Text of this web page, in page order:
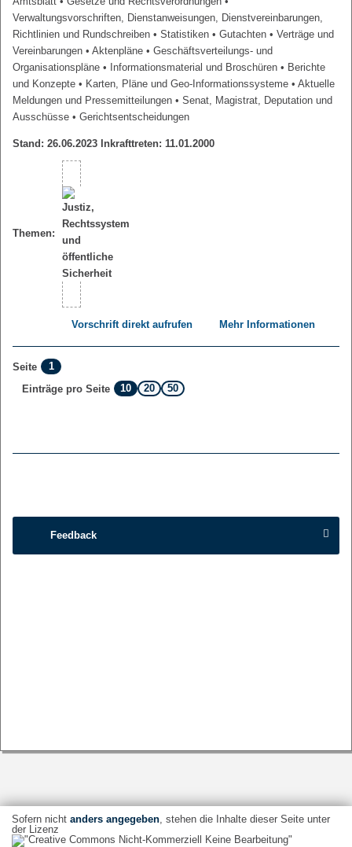
Verwaltungsvorschriften, Dienstanweisungen, Dienstvereinbarungen,
Richtlinien und Rundschreiben • Statistiken • Gutachten • Verträge und
Vereinbarungen • Aktenpläne • Geschäftsverteilungs- und
Organisationspläne • Informationsmaterial und Broschüren • Berichte
und Konzepte • Karten, Pläne und Geo-Informationssysteme • Aktuelle
Meldungen und Pressemitteilungen • Senat, Magistrat, Deputation und
Ausschüsse • Gerichtsentscheidungen
Stand: 26.06.2023 Inkrafttreten: 11.01.2000
Themen:
Vorschrift direkt aufrufen Mehr Informationen
Seite
1
Einträge pro Seite
10 20 50
Feedback
Sofern nicht anders angegeben, stehen die Inhalte dieser Seite unter
der Lizenz